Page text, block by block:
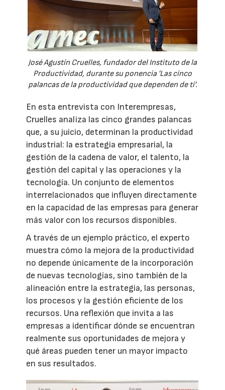
José Agustín Cruelles, fundador del Instituto de la
Productividad, durante su ponencia 'Las cinco
palancas de la productividad que dependen de ti'.
En esta entrevista con Interempresas,
Cruelles analiza las cinco grandes palancas
que, a su juicio, determinan la productividad
industrial: la estrategia empresarial, la
gestión de la cadena de valor, el talento, la
gestión del capital y las operaciones y la
tecnología. Un conjunto de elementos
interrelacionados que influyen directamente
en la capacidad de las empresas para generar
más valor con los recursos disponibles.
A través de un ejemplo práctico, el experto
muestra cómo la mejora de la productividad
no depende únicamente de la incorporación
de nuevas tecnologías, sino también de la
alineación entre la estrategia, las personas,
los procesos y la gestión eficiente de los
recursos. Una reflexión que invita a las
empresas a identificar dónde se encuentran
realmente sus oportunidades de mejora y
qué áreas pueden tener un mayor impacto
en sus resultados.